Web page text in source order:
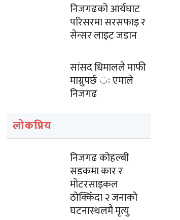
निजगढको आर्यघाट
परिसरमा सरसफाइ र
सेन्सर लाइट जडान
सांसद धिमालले माफी
माग्नुपर्छ ः एमाले
निजगढ
लोकप्रिय
निजगढ कोहल्बी
सडकमा कार र
मोटरसाइकल
ठोक्किँदा २ जनाको
घटनास्थलमै मृत्यु